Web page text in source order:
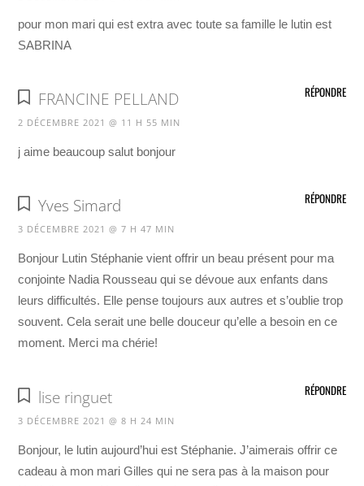
pour mon mari qui est extra avec toute sa famille le lutin est
SABRINA
FRANCINE PELLAND
2 DÉCEMBRE 2021 @ 11 H 55 MIN
j aime beaucoup salut bonjour
RÉPONDRE
Yves Simard
3 DÉCEMBRE 2021 @ 7 H 47 MIN
Bonjour Lutin Stéphanie vient offrir un beau présent pour ma
conjointe Nadia Rousseau qui se dévoue aux enfants dans
leurs difficultés. Elle pense toujours aux autres et s’oublie trop
souvent. Cela serait une belle douceur qu’elle a besoin en ce
moment. Merci ma chérie!
RÉPONDRE
lise ringuet
3 DÉCEMBRE 2021 @ 8 H 24 MIN
Bonjour, le lutin aujourd’hui est Stéphanie. J’aimerais offrir ce
cadeau à mon mari Gilles qui ne sera pas à la maison pour
RÉPONDRE